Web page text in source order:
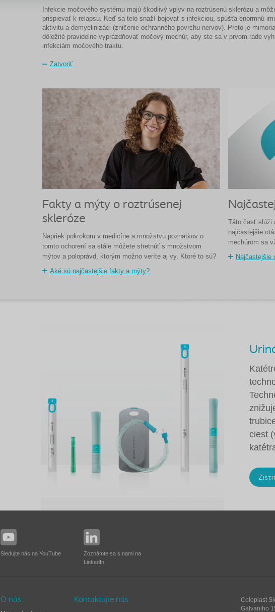
Infekcie močového systému majú škodlivý vplyv na roztrúsenú sklerózu a
prispievať k relapsu. Keď sa telo snaží bojovať s infekciou, spúšťa enormnú
aktivitu a demyelinizáci (zničenie ochranného povrchu nervov). Preto je
dôležité pravidelne vyprázdňovať močový mechúr, aby ste sa v prvom rade
infekciám močového traktu.
Zatvoriť
Fakty a mýty o roztrúsenej
skleróze
Napriek pokrokom v medicíne a množstvu poznatkov o
tomto ochorení sa stále môžete stretnúť s množstvom
mýtov a poloprávd, ktorým možno veríte aj vy. Ktoré to sú?
Aké sú najčastejšie fakty a mýty?
Táto časť slúži
najčastejšie
mechúrom sa
Najčastejšie
ciest
Sledujte nás na YouTube
Zoznámte sa s nami na
LinkedIn
O nás Kontaktujte nás
Coloplast
Galvaniho